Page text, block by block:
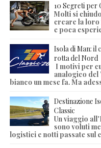
10 Segreti per
Molti si
creare la loro
e poca
Isola di Man: il
rotta del Nord
I motivi per
analogico del
bianco un mese fa. Ma
Destinazione
Classic
Un viaggio
sono voluti
logistici e notti passate sul